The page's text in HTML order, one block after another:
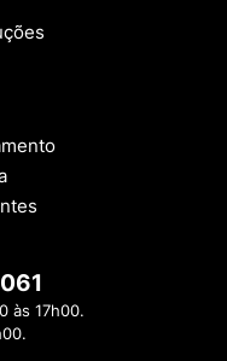
às 17h00.